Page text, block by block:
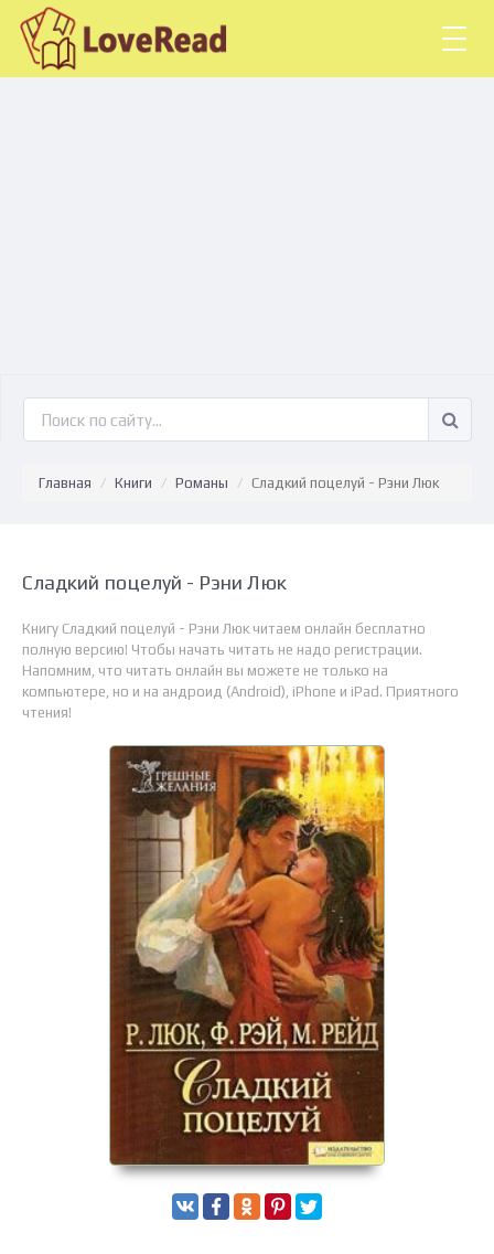
Главная Книги Романы Сладкий поцелуй - Рэни Люк
Сладкий поцелуй - Рэни Люк
Книгу Сладкий поцелуй - Рэни Люк читаем онлайн бесплатно
полную версию! Чтобы начать читать не надо регистрации.
Напомним, что читать онлайн вы можете не только на
компьютере, но и на андроид (Android), iPhone и iPad. Приятного
чтения!